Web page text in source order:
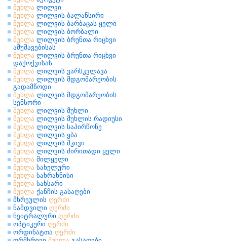
მუხლა ლილვი
მუხლა ლილვის ბალანსირი
მუხლა ლილვის ბარბაცას ყელი
მუხლა ლილვის ბორბალი
მუხლა ლილვის ბრუნთა რიცხვი
ამუშავებისას
მუხლა ლილვის ბრუნთა რიცხვი
დაქოქვისას
მუხლა ლილვის ვარსკვლავა
მუხლა ლილვის მდგომარეობის
გადამწოდი
მუხლა ლილვის მდგომარეობის
სენსორი
მუხლა ლილვის მუხლი
მუხლა ლილვის მუხლის რადიუსი
მუხლა ლილვის საპირწონე
მუხლა ლილვის ყბა
მუხლა ლილვის შკივი
მუხლა ლილვის ძირითადი ყელი
მუხლა მილყელი
მუხლა სახელური
მუხლა სახრახნისი
მუხლა სახსარი
მუხლა ქანჩის გასაღები
მხრეულის ღერძი
ნამდვილი ღერძი
ნეიტრალური ღერძი
ოპტიკური ღერძი
ორდინატთა ღერძი